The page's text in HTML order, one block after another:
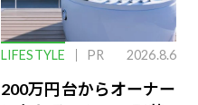
LIFESTYLE PR 2026.8.6
200万円台からオーナー